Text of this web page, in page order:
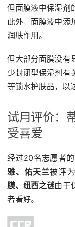
但面膜液中保湿剂
此外，面膜液中添
润肤作用。
但大部分面膜没有
少封闭型保湿剂有
等锁水护肤品，以
试用评价：
受喜爱
经过20名志愿者的
雅、佑天兰被评
膜、纽西之谜由于
者看好。